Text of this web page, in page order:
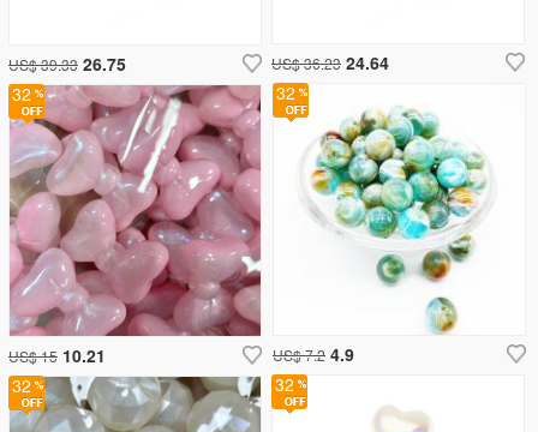
US$ 39.33 26.75 US$ 36.23 24.64
32
US$ 7.2 4.9
32
32
32
US$ 15 10.21